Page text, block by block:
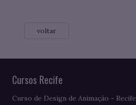
voltar
Cursos Recife
Curso de Design de Animação - Recife